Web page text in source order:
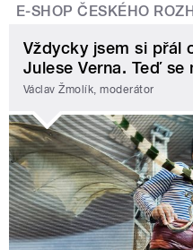
E-SHOP ČESKÉHO
Vždycky jsem si přál
Julese Verna. Teď se
Václav Žmolík, moderátor